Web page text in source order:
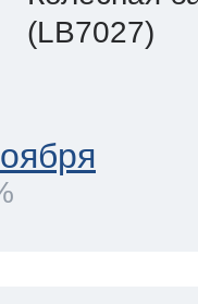
(LB7027)